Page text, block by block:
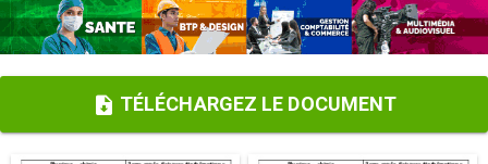
TÉLÉCHARGEZ LE DOCUMENT